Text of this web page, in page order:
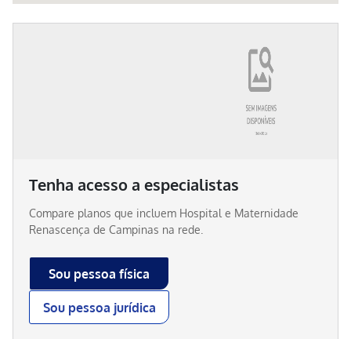
Tenha acesso a especialistas
Compare planos que incluem Hospital e Maternidade
Renascença de Campinas na rede.
Sou pessoa física
Sou pessoa jurídica